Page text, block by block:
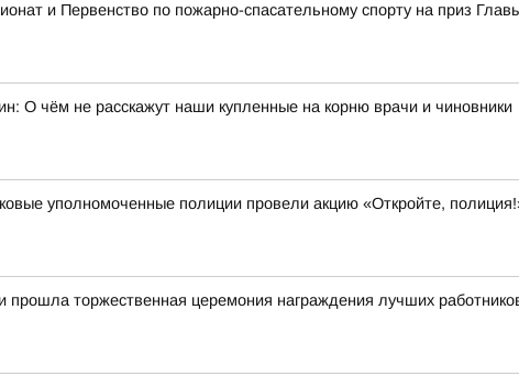
и Первенство по пожарно-спасательному спорту на приз
О чём не расскажут наши купленные на корню врачи и чиновники
уполномоченные полиции провели акцию «Откройте,
прошла торжественная церемония награждения лучших